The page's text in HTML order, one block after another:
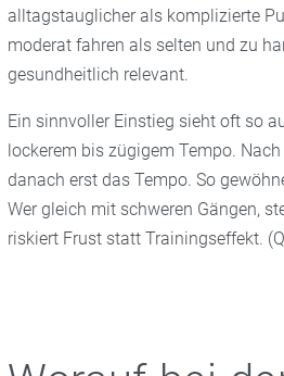
alltagstauglicher als komplizierte
moderat fahren als selten und zu
gesundheitlich relevant.
Ein sinnvoller Einstieg sieht oft so
lockerem bis zügigem Tempo.
danach erst das Tempo. So
Wer gleich mit schweren Gängen,
riskiert Frust statt Trainingseffekt.